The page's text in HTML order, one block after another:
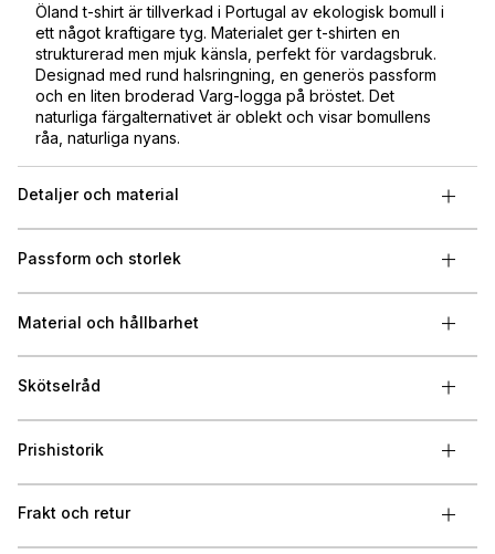
Öland t-shirt är tillverkad i Portugal av ekologisk bomull i
ett något kraftigare tyg. Materialet ger t-shirten en
strukturerad men mjuk känsla, perfekt för vardagsbruk.
Designad med rund halsringning, en generös passform
och en liten broderad Varg-logga på bröstet. Det
naturliga färgalternativet är oblekt och visar bomullens
råa, naturliga nyans.
Detaljer och material
Passform och storlek
Material och hållbarhet
Skötselråd
Prishistorik
Frakt och retur